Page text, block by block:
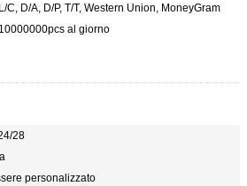
L/C, D/A, D/P, T/T, Western Union, MoneyGram
10000000pcs al giorno
28
personalizzato